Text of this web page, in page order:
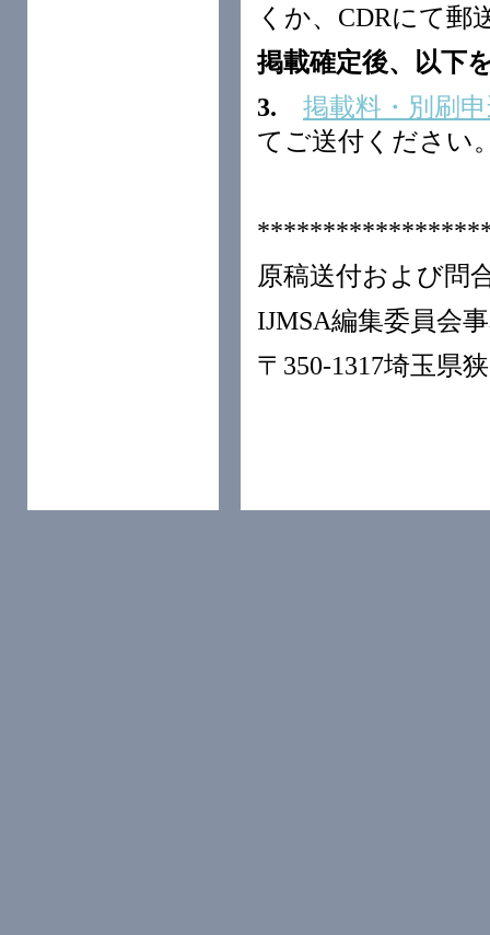
くか、CDRにて郵
掲載確定後、以下
3. 掲載料・別刷
てご送付ください
原稿送付および問
IJMSA編集委員会
〒350-1317埼玉県